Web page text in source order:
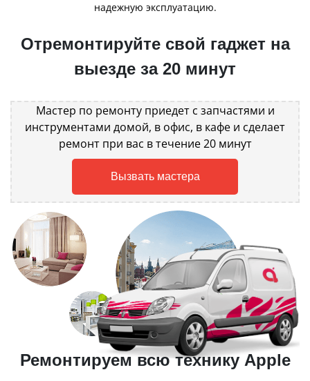
надежную эксплуатацию.
Отремонтируйте свой гаджет на
выезде за 20 минут
Мастер по ремонту приедет с запчастями и
инструментами домой, в офис, в кафе и сделает
ремонт при вас в течение 20 минут
Вызвать мастера
Ремонтируем всю технику Apple